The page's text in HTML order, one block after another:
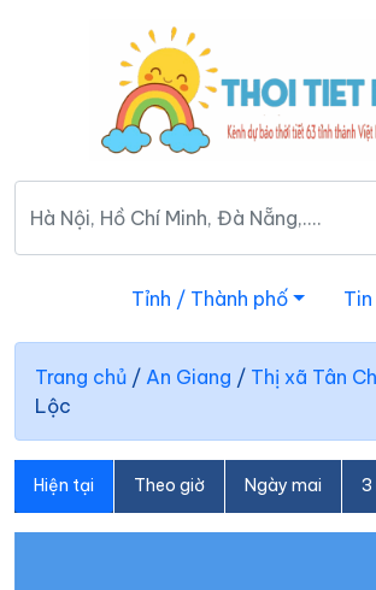
Tỉnh / Thành phố
Trang chủ / An Giang / Thị xã Tân
Lộc
Hiện tại Theo giờ Ngày mai 3